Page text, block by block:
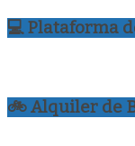
💻 Plataforma
🚲 Alquiler de